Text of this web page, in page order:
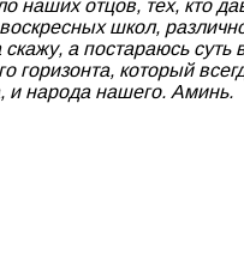
наших отцов, тех, кто
школ,
скажу, а постараюсь
горизонта, который
и народа нашего. Аминь.